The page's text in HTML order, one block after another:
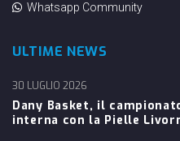
Whatsapp Community
ULTIME NEWS
Dany Basket, il
interna con la Pielle
30 LUGLIO 2026